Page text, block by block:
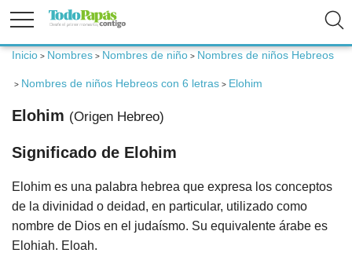
Fertilidad
Embarazo
Bebé
Niños
Padres
Inicio > Nombres > Nombres de niño > Nombres de niños Hebreos
> Nombres de niños Hebreos con 6 letras > Elohim
Elohim (Origen Hebreo)
Significado de Elohim
Elohim es una palabra hebrea que expresa los conceptos
de la divinidad o deidad, en particular, utilizado como
nombre de Dios en el judaísmo. Su equivalente árabe es
Elohiah. Eloah.